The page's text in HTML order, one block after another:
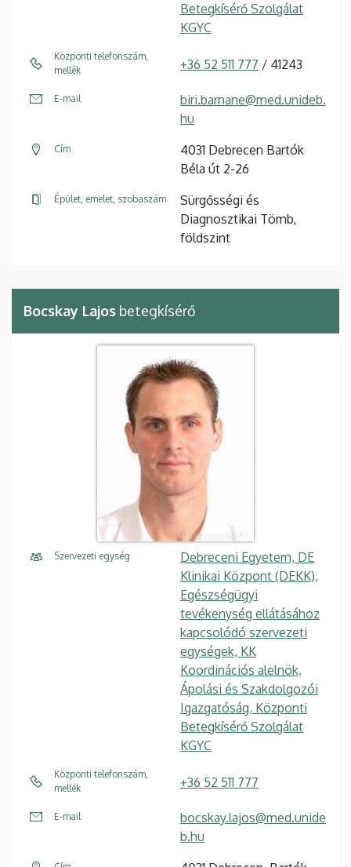
Betegkísérő Szolgálat
KGYC
Központi telefonszám,
mellék
+36 52 511 777 / 41243
E-mail
biri.barnane@med.unideb.
hu
Cím
4031 Debrecen Bartók
Béla út 2-26
Épület, emelet, szobaszám
Sürgősségi és
Diagnosztikai Tömb,
földszint
Bocskay Lajos betegkísérő
Szervezeti egység
Debreceni Egyetem, DE
Klinikai Központ (DEKK),
Egészségügyi
tevékenység ellátásához
kapcsolódó szervezeti
egységek, KK
Koordinációs alelnök,
Ápolási és Szakdolgozói
Igazgatóság, Központi
Betegkísérő Szolgálat
KGYC
Központi telefonszám,
mellék
+36 52 511 777
E-mail
bocskay.lajos@med.unide
b.hu